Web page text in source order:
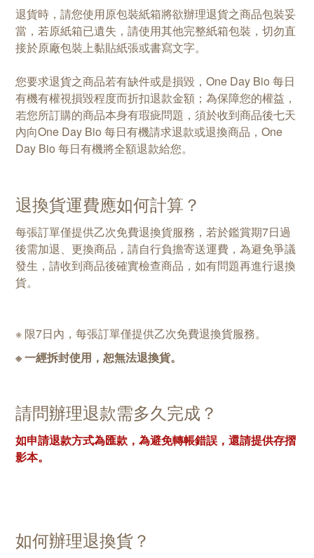
退貨時，請您使用原包裝紙箱將欲辦理退貨之商品包裝妥
當，若原紙箱已遺失，請使用其他完整紙箱包裝，切勿直
接於原廠包裝上黏貼紙張或書寫文字。
您要求退貨之商品若有缺件或是損毀，One Day Bio 每日
有機有權視損毀程度而折扣退款金額；為保障您的權益，
若您所訂購的商品本身有瑕疵問題，須於收到商品後七天
內向One Day Bio 每日有機請求退款或退換商品，One
Day Bio 每日有機將全額退款給您。
退換貨運費應如何計算？
每張訂單僅提供乙次免費退換貨服務，若於鑑賞期7日過
後需加退、更換商品，請自行負擔寄送運費，為避免爭議
發生，請收到商品後確實檢查商品，如有問題再進行退換
貨。
※ 限7日內，每張訂單僅提供乙次免費退換貨服務。
※ 一經拆封使用，恕無法退換貨。
請問辦理退款需多久完成？
如申請退款方式為匯款，為避免轉帳錯誤，還請提供存摺
影本。
如何辦理退換貨？